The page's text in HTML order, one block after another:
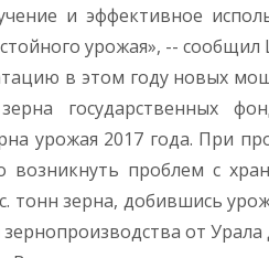
и эффективное
урожая», --
в этом году новых
государственных
урожая 2017 года. При
проблем с
тонн зерна, добившись
от Урала